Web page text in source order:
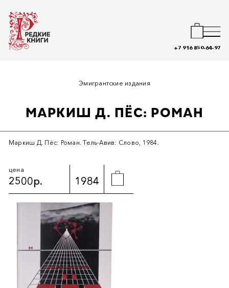
+7 916 850-64-97
Эмигрантские издания
МАРКИШ Д. ПЁС: РОМАН
Маркиш Д. Пёс: Роман. Тель-Авив: Слово, 1984.
цена
2500р. 1984